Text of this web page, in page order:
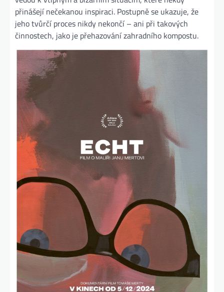
přinášejí nečekanou inspiraci. Postupně se ukazuje, že
jeho tvůrčí proces nikdy nekončí – ani při takových
činnostech, jako je přehazování zahradního kompostu.